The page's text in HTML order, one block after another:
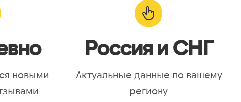
новыми
Россия и СНГ
Актуальные данные по вашему
региону